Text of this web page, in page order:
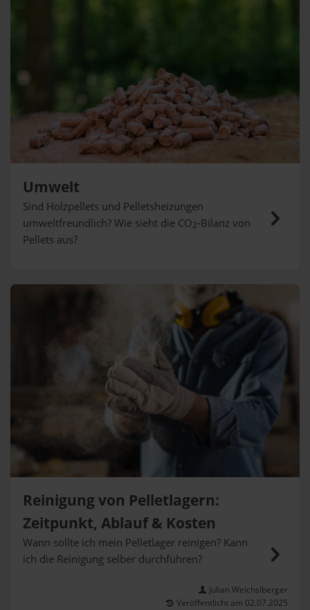
Umwelt
Sind Holzpellets und Pelletsheizungen
umweltfreundlich? Wie sieht die CO2-Bilanz von
Pellets aus?
Reinigung von Pelletlagern:
Zeitpunkt, Ablauf & Kosten
Wann sollte ich mein Pelletlager reinigen? Kann
ich die Reinigung selber durchführen?
Julian Weichslberger
Veröffentlicht am 02.07.2025